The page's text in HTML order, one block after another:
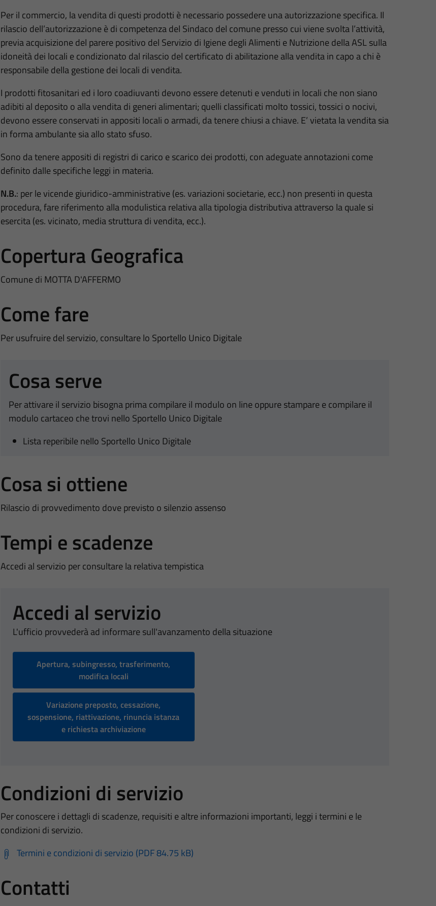
Per il commercio, la vendita di questi prodotti è necessario possedere una autorizzazione specifica. Il
rilascio dell’autorizzazione è di competenza del Sindaco del comune presso cui viene svolta l’attività,
previa acquisizione del parere positivo del Servizio di Igiene degli Alimenti e Nutrizione della ASL sulla
idoneità dei locali e condizionato dal rilascio del certificato di abilitazione alla vendita in capo a chi è
responsabile della gestione dei locali di vendita.
I prodotti fitosanitari ed i loro coadiuvanti devono essere detenuti e venduti in locali che non siano
adibiti al deposito o alla vendita di generi alimentari; quelli classificati molto tossici, tossici o nocivi,
devono essere conservati in appositi locali o armadi, da tenere chiusi a chiave. E’ vietata la vendita sia
in forma ambulante sia allo stato sfuso.
Sono da tenere appositi di registri di carico e scarico dei prodotti, con adeguate annotazioni come
definito dalle specifiche leggi in materia.
N.B.: per le vicende giuridico-amministrative (es. variazioni societarie, ecc.) non presenti in questa
procedura, fare riferimento alla modulistica relativa alla tipologia distributiva attraverso la quale si
esercita (es. vicinato, media struttura di vendita, ecc.).
Copertura Geografica
Comune di MOTTA D'AFFERMO
Come fare
Per usufruire del servizio, consultare lo Sportello Unico Digitale
Cosa serve
Per attivare il servizio bisogna prima compilare il modulo on line oppure stampare e compilare il
modulo cartaceo che trovi nello Sportello Unico Digitale
Lista reperibile nello Sportello Unico Digitale
Cosa si ottiene
Rilascio di provvedimento dove previsto o silenzio assenso
Tempi e scadenze
Accedi al servizio per consultare la relativa tempistica
Accedi al servizio
L'ufficio provvederà ad informare sull'avanzamento della situazione
Apertura, subingresso, trasferimento,
modifica locali
Variazione preposto, cessazione,
sospensione, riattivazione, rinuncia istanza
e richiesta archiviazione
Condizioni di servizio
Per conoscere i dettagli di scadenze, requisiti e altre informazioni importanti, leggi i termini e le
condizioni di servizio.
Termini e condizioni di servizio (PDF 84.75 kB)
Contatti